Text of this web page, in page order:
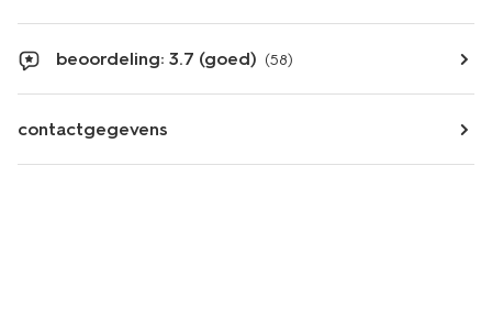
beoordeling: 3.7 (goed) (58)
contactgegevens